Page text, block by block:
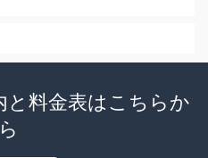
料金表はこちらか
ら